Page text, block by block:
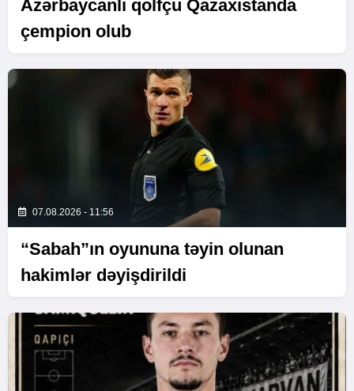
Azərbaycanlı qolfçu Qazaxıstanda
çempion olub
07.08.2026 - 11:56
“Sabah”ın oyununa təyin olunan
hakimlər dəyişdirildi